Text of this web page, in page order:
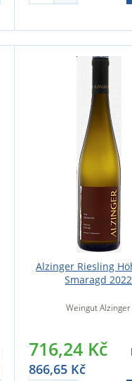
Alzinger Riesling
Smaragd 2022
Weingut Alzinger
716,24 Kč
866,65 Kč